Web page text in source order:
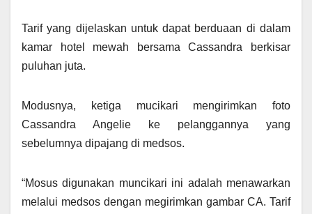
Tarif yang dijelaskan untuk dapat berduaan di dalam
kamar hotel mewah bersama Cassandra berkisar
puluhan juta.
Modusnya, ketiga mucikari mengirimkan foto
Cassandra Angelie ke pelanggannya yang
sebelumnya dipajang di medsos.
“Mosus digunakan muncikari ini adalah menawarkan
melalui medsos dengan megirimkan gambar CA. Tarif